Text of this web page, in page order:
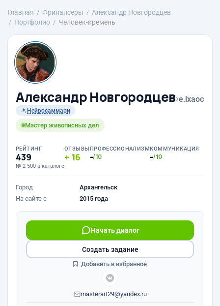
Главная Фрилансеры
Александр Новгородцев
Портфолио
Человек-кремень
Александр Новгородцев›e.lxaoc
Нейросаммари
Мастер живописных дел
РЕЙТИНГ
439
№ 2 500 в каталоге
ОТЗЫВЫ
16
ПРОФЕССИОНАЛИЗМ
-/10
КОММУНИКАЦИЯ
-/10
Город
Архангельск
На сайте с
2015 года
Начать диалог
masterart29@yandex.ru
Создать задание
Добавить в избранное